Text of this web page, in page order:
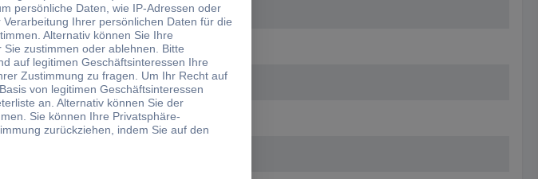
28 Gbps
7680 x 4320 Pixel
650 W
Ja